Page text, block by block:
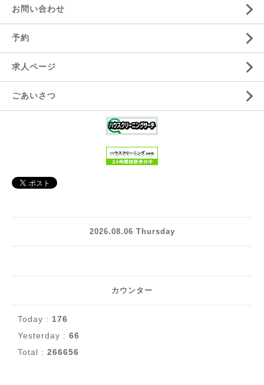
お問い合わせ
予約
求人ページ
ごあいさつ
2026.08.06 Thursday
カウンター
Today : 176
Yesterday : 66
Total : 266656